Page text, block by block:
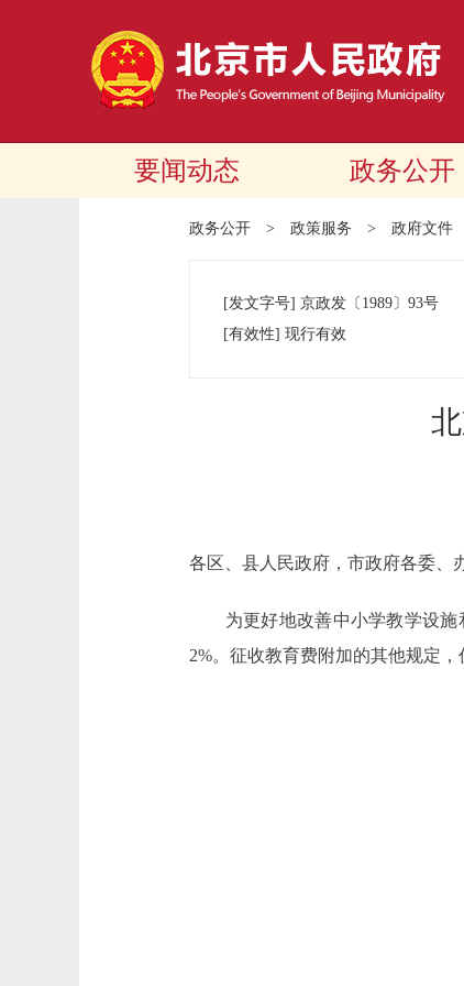
要闻动态 政务公开
政务公开 > 政策服务 > 政府文件
[发文字号] 京政发 〔1989〕 93号
[有效性] 现行有效
各区、县人民政府，市政府各委、
为更好地改善中小学教学设施和
2%。征收教育费附加的其他规定，